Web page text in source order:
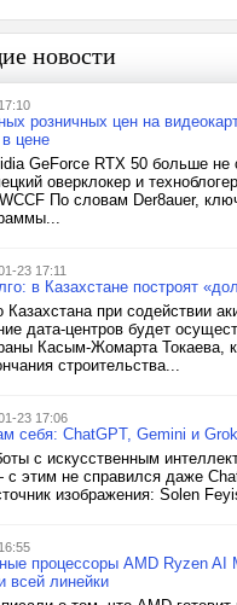
новости
розничных цен на
цене
GeForce RTX 50 больше
оверклокер и
По словам Der8auer,
23 17:11
в Казахстане построят
Казахстана при содействии
дата-центров будет
Касым-Жомарта Токаева,
строительства...
23 17:06
себя: ChatGPT, Gemini и
с искусственным
этим не справился даже
изображения: Solen
процессоры AMD Ryzen AI
всей линейки